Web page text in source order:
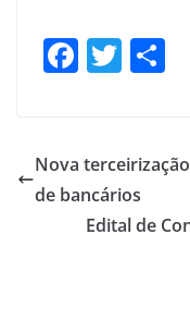
F
e
b
o
T
er e
Nova
de bancários
Edital de